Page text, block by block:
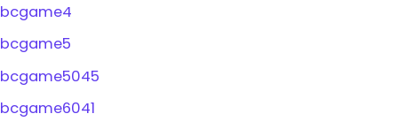
bcgame4
bcgame5
bcgame5045
bcgame6041